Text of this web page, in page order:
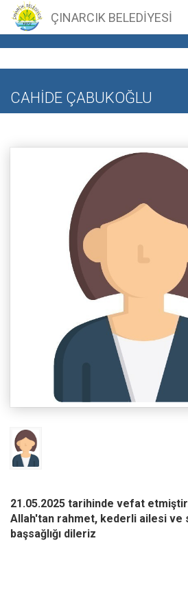
ÇINARCIK BELEDİYESİ
CAHİDE ÇABUKOĞLU
21.05.2025 tarihinde vefat
Allah'tan rahmet, kederli ailesi ve
başsağlığı dileriz